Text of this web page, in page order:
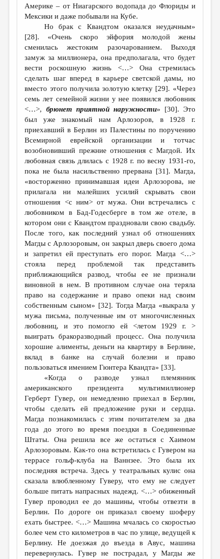
Америке – от Ниагарского водопада до Флориды и
Мексики и даже побывали на Кубе.
Но брак с Квандтом оказался неудачным»
[28]. «Очень скоро эйфория молодой жены
сменилась жестоким разочарованием. Выходя
замуж за миллионера, она предполагала, что будет
вести роскошную жизнь <…> Она стремилась
сделать шаг вперед в карьере светской дамы, но
вместо этого получила золотую клетку [29]. «Через
семь лет семейной жизни у нее появился любовник
<…>, брюнет приятной наружности» [30]. Это
был уже знакомый нам Арлозоров, в 1928 г.
приехавший в Берлин из Палестины по поручению
Всемирной еврейской организации и тотчас
возобновивший прежние отношения с Магдой. Их
любовная связь длилась с 1928 г. по весну 1931-го,
пока не была насильственно прервана [31]. Магда,
«восторженно принимавшая идеи Арлозорова, не
прилагала ни малейших усилий скрывать свои
отношения <с ним> от мужа. Они встречались с
любовником в Бад-Годесберге в том же отеле, в
котором они с Квандтом праздновали свою свадьбу.
После того, как последний узнал об отношениях
Магды с Арлозоровым, он закрыл дверь своего дома
и запретил ей преступать его порог. Магда <…>
стояла перед проблемой так представить
приближающийся развод, чтобы ее не признали
виновной в нем. В противном случае она теряла
право на содержание и право опеки над своим
собственным сыном» [32]. Тогда Магда «выкрала у
мужа письма, полученные им от многочисленных
любовниц, и это помогло ей <летом 1929 г. >
выиграть бракоразводный процесс. Она получила
хорошие алименты, деньги на квартиру в Берлине,
вклад в банке на случай болезни и право
пользоваться имением Гюнтера Квандта» [33].
«Когда о разводе узнал племянник
американского президента мультимиллионер
Герберт Гувер, он немедленно приехал в Берлин,
чтобы сделать ей предложение руки и сердца.
Магда познакомилась с этим почитателем за два
года до этого во время поездки в Соединенные
Штаты. Она решила все же остаться с Хаимом
Арлозоровым. Как-то она встретилась с Гувером на
террасе гольф-клуба на Ваннзее. Это была их
последняя встреча. Здесь у театральных кулис она
сказала влюбленному Гуверу, что ему не следует
больше питать напрасных надежд. <…> обиженный
Гувер проводил ее до машины, чтобы отвезти в
Берлин. По дороге он приказал своему шоферу
ехать быстрее. <…> Машина мчалась со скоростью
более чем сто километров в час по улице, ведущей к
Берлину. Не доезжая до въезда в Авус, машина
перевернулась. Гувер не пострадал, у Магды же